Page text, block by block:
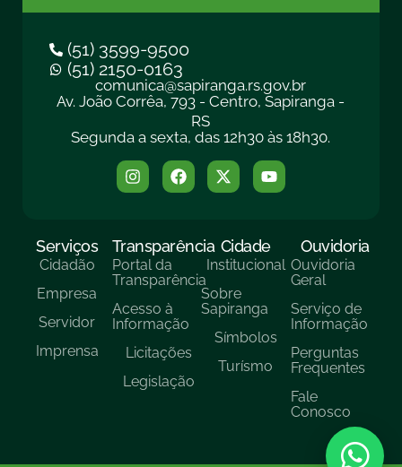
(51) 3599-9500
(51) 2150-0163
comunica@sapiranga.rs.gov.br
Av. João Corrêa, 793 - Centro, Sapiranga -
RS
Segunda a sexta, das 12h30 às 18h30.
Serviços
Cidadão
Empresa
Servidor
Imprensa
Transparência
Portal da
Transparência
Acesso à
Informação
Licitações
Legislação
Cidade
Institucional
Sobre
Sapiranga
Símbolos
Turísmo
Ouvidoria
Ouvidoria
Geral
Serviço de
Informação
Perguntas
Frequentes
Fale
Conosco